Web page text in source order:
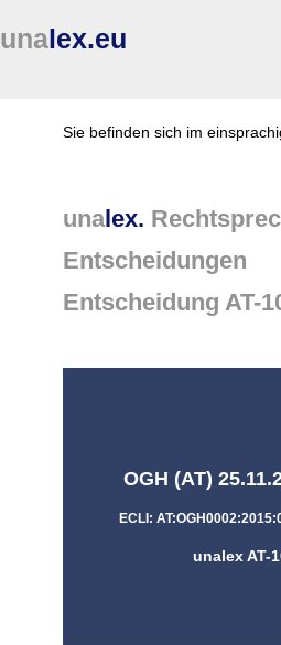
unalex.eu
Sie befinden sich im
unalex.
Entscheidungen
Entscheidung AT-
OGH (AT)
ECLI:
unalex AT-